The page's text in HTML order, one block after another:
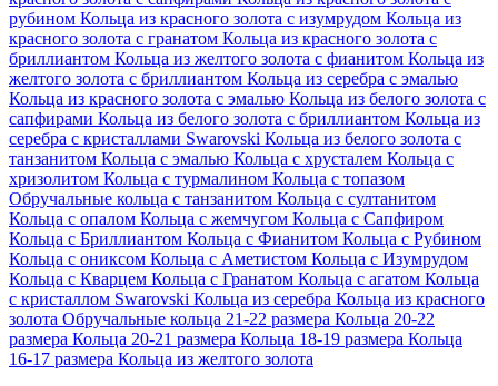
рубином Кольца из красного золота с изумрудом Кольца из
красного золота с гранатом Кольца из красного золота с
бриллиантом Кольца из желтого золота с фианитом Кольца из
желтого золота с бриллиантом Кольца из серебра с эмалью
Кольца из красного золота с эмалью Кольца из белого золота с
сапфирами Кольца из белого золота с бриллиантом Кольца из
серебра с кристаллами Swarovski Кольца из белого золота с
танзанитом Кольца с эмалью Кольца с хрусталем Кольца с
хризолитом Кольца с турмалином Кольца с топазом
Обручальные кольца с танзанитом Кольца с султанитом
Кольца с опалом Кольца с жемчугом Кольца с Сапфиром
Кольца с Бриллиантом Кольца с Фианитом Кольца с Рубином
Кольца с ониксом Кольца с Аметистом Кольца с Изумрудом
Кольца с Кварцем Кольца с Гранатом Кольца с агатом Кольца
с кристаллом Swarovski Кольца из серебра Кольца из красного
золота Обручальные кольца 21-22 размера Кольца 20-22
размера Кольца 20-21 размера Кольца 18-19 размера Кольца
16-17 размера Кольца из желтого золота